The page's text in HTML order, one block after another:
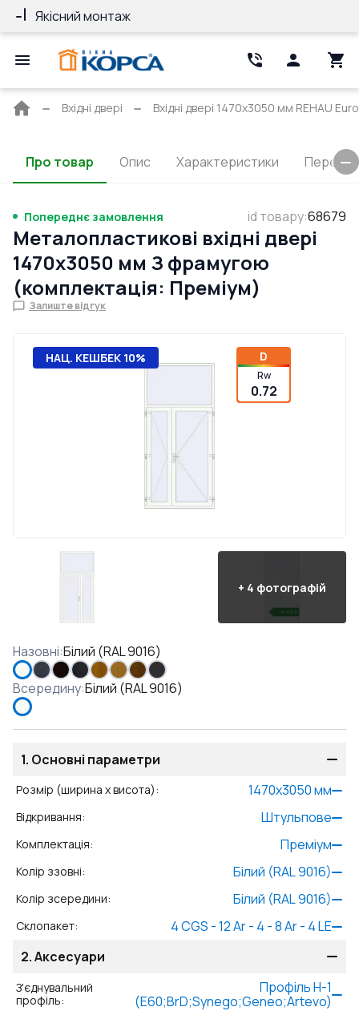
Якісний монтаж
Головна
Вхідні двері Вхідні двері 1470x3050 мм REHAU
Про товар Опис Характеристики
Попереднє замовлення id товару:68679
Металопластикові вхідні двері
1470x3050 мм З фрамугою
(комплектація: Преміум)
Залиште відгук
НАЦ. КЕШБЕК 10% D
Rw
0.72
+ 4 фотографій
Назовні:Білий (RAL 9016)
Всередину:Білий (RAL 9016)
1. Основні параметри
Розмір (ширина x висота): 1470x3050мм
Відкривання: Штульпове
Комплектація: Преміум
Колір ззовні: Білий (RAL 9016)
Колір зсередини: Білий (RAL 9016)
Склопакет:
4 CGS - 12 Ar - 4 - 8 Ar - 4 LE
2.Аксесуари
З'єднувальний
профіль:
Профіль Н-1
(E60;BrD;Synego;Geneo;Artevo)